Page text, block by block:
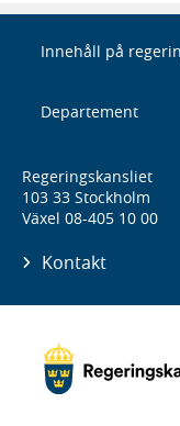
Innehåll på
Departement
Regeringskansliet
103 33 Stockholm
Växel 08-405 10 00
Kontakt